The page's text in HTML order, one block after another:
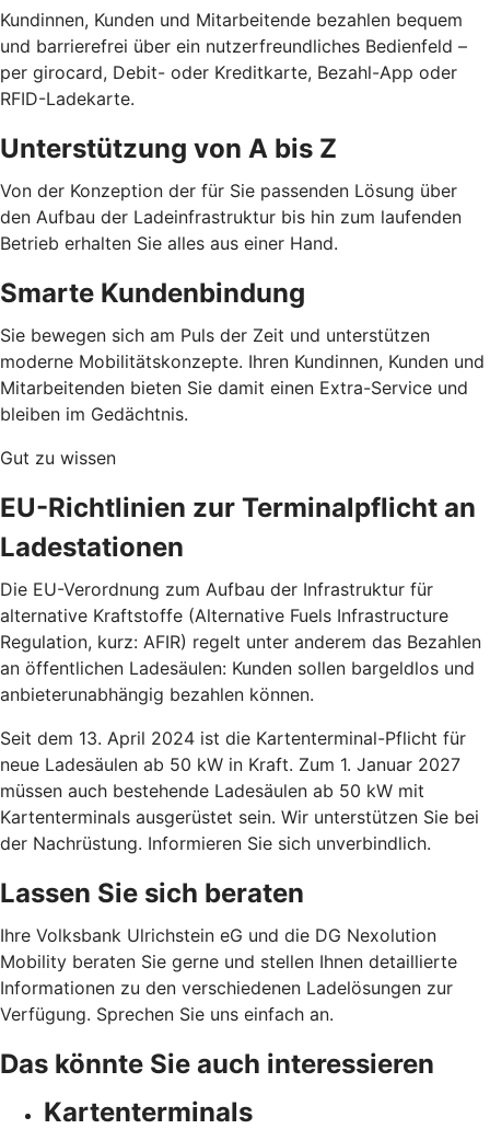
Kundinnen, Kunden und Mitarbeitende bezahlen bequem
und barrierefrei über ein nutzerfreundliches Bedienfeld –
per girocard, Debit- oder Kreditkarte, Bezahl-App oder
RFID-Ladekarte.
Unterstützung von A bis Z
Von der Konzeption der für Sie passenden Lösung über
den Aufbau der Ladeinfrastruktur bis hin zum laufenden
Betrieb erhalten Sie alles aus einer Hand.
Smarte Kundenbindung
Sie bewegen sich am Puls der Zeit und unterstützen
moderne Mobilitätskonzepte. Ihren Kundinnen, Kunden und
Mitarbeitenden bieten Sie damit einen Extra-Service und
bleiben im Gedächtnis.
Gut zu wissen
EU-Richtlinien zur Terminalpflicht an
Ladestationen
Die EU-Verordnung zum Aufbau der Infrastruktur für
alternative Kraftstoffe (Alternative Fuels Infrastructure
Regulation, kurz: AFIR) regelt unter anderem das Bezahlen
an öffentlichen Ladesäulen: Kunden sollen bargeldlos und
anbieterunabhängig bezahlen können.
Seit dem 13. April 2024 ist die Kartenterminal-Pflicht für
neue Ladesäulen ab 50 kW in Kraft. Zum 1. Januar 2027
müssen auch bestehende Ladesäulen ab 50 kW mit
Kartenterminals ausgerüstet sein. Wir unterstützen Sie bei
der Nachrüstung. Informieren Sie sich unverbindlich.
Lassen Sie sich beraten
Ihre Volksbank Ulrichstein eG und die DG Nexolution
Mobility beraten Sie gerne und stellen Ihnen detaillierte
Informationen zu den verschiedenen Ladelösungen zur
Verfügung. Sprechen Sie uns einfach an.
Das könnte Sie auch interessieren
Kartenterminals